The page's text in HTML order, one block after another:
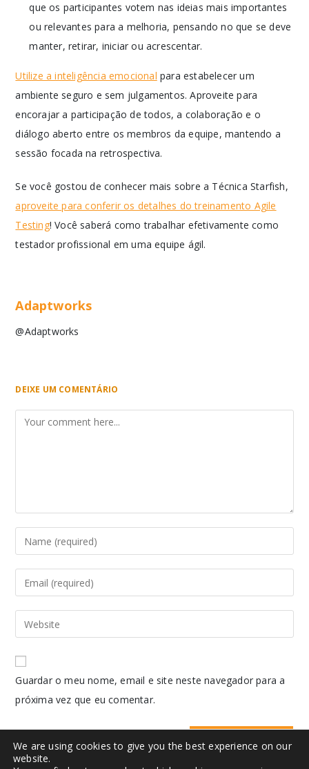
que os participantes votem nas ideias mais importantes
ou relevantes para a melhoria, pensando no que se deve
manter, retirar, iniciar ou acrescentar.
Utilize a inteligência emocional para estabelecer um
ambiente seguro e sem julgamentos. Aproveite para
encorajar a participação de todos, a colaboração e o
diálogo aberto entre os membros da equipe, mantendo a
sessão focada na retrospectiva.
Se você gostou de conhecer mais sobre a Técnica Starfish,
aproveite para conferir os detalhes do treinamento Agile
Testing! Você saberá como trabalhar efetivamente como
testador profissional em uma equipe ágil.
Adaptworks
@Adaptworks
DEIXE UM COMENTÁRIO
Guardar o meu nome, email e site neste navegador para a
próxima vez que eu comentar.
We are using cookies to give you the best experience on our
website.